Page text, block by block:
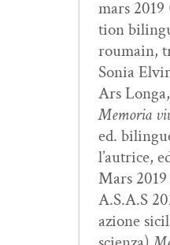
mars
tion
roumain,
Sonia
Ars
Memo­ria
ed.
l’autrice,
Mars
A.S.A.S
azione